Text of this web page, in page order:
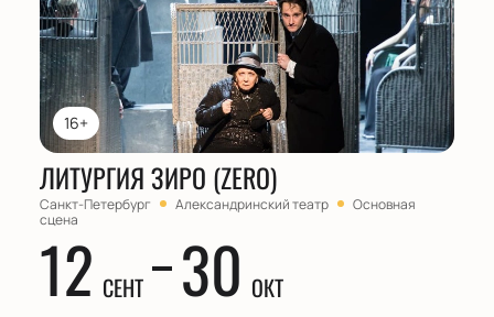
16+
ЛИТУРГИЯ ЗИРО (ZERO)
Санкт-Петербург Александринский театр
Основная
сцена
12 СЕНТ 30 ОКТ